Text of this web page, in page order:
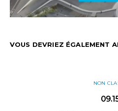
VOUS DEVRIEZ ÉGALEMENT
NON